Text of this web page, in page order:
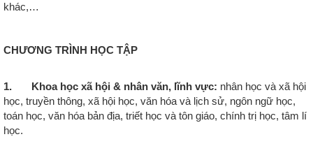
khác,…
CHƯƠNG TRÌNH HỌC TẬP
1. Khoa học xã hội & nhân văn, lĩnh vực: nhân học và xã hội
học, truyền thông, xã hội học, văn hóa và lịch sử, ngôn ngữ học,
toán học, văn hóa bản địa, triết học và tôn giáo, chính trị học, tâm lí
học.